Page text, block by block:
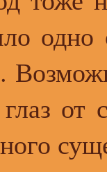
одно
от